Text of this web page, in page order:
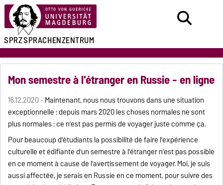
SPRZSPRACHENZENTRUM
Mon semestre à l'étranger en Russie - en ligne
16.12.2020 -Maintenant, nous nous trouvons dans une situation
exceptionnelle : depuis mars 2020 les choses normales ne sont
plus normales : ce n’est pas permis de voyager juste comme ça.
Pour beaucoup d’étudiants la possibilité de faire l’expérience
culturelle et édifiante d’un semestre à l’étranger n’est pas possible
en ce moment à cause de l’avertissement de voyager. Moi, je suis
aussi affectée, je serais en Russie en ce moment, pour suivre des